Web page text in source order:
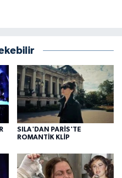
SILA'DAN PARİS'TE
ROMANTİK KLİP